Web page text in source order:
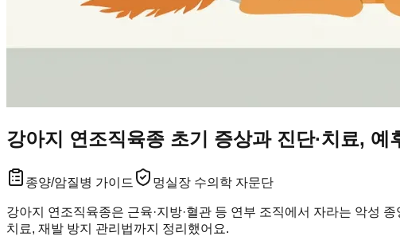
강아지 연조직육종 초기 증상과 진단·치료, 예
종양/암질병 가이드 멍실장 수의학 자문단
강아지 연조직육종은 근육·지방·혈관 등 연부 조직에서 자라는 악성
치료, 재발 방지 관리법까지 정리했어요.